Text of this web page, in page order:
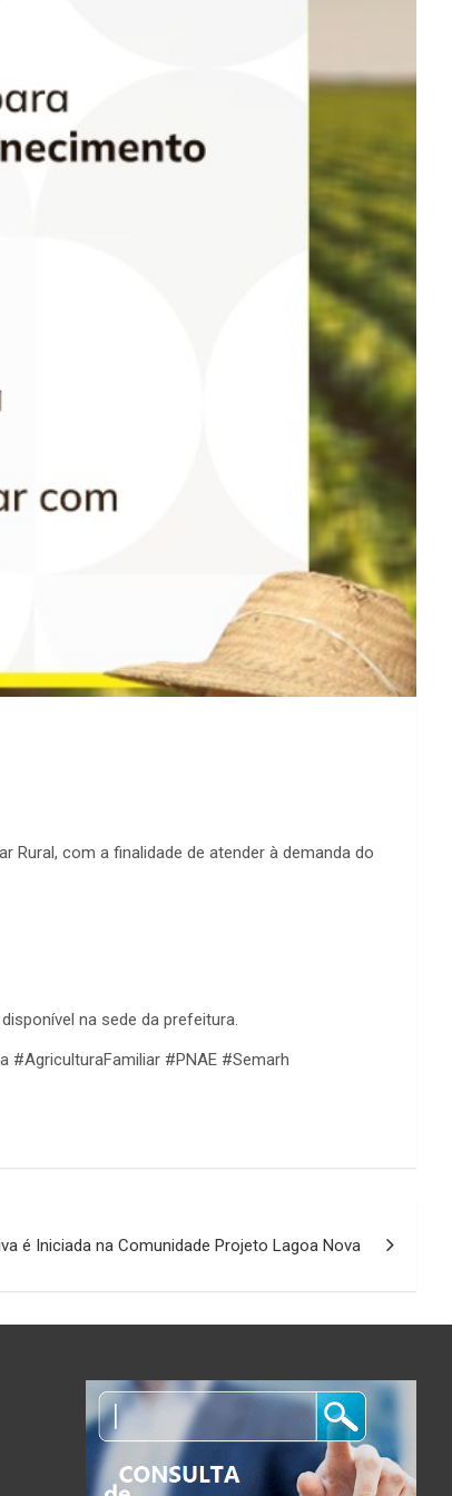
Rural, com a finalidade de atender à demanda do
na sede da prefeitura.
#PNAE #Semarh
é Iniciada na Comunidade Projeto Lagoa Nova